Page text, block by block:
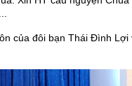
đôi bạn Thái Đình Lợi và